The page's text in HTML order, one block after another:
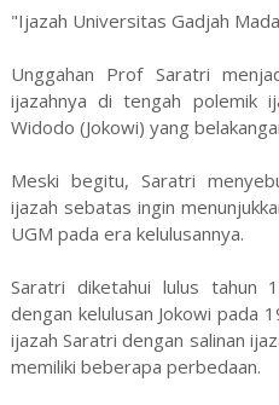
"Ijazah Universitas Gadjah
Unggahan Prof Saratri
ijazahnya di tengah polemik
Widodo (Jokowi) yang
Meski begitu, Saratri
ijazah sebatas ingin
UGM pada era kelulusannya.
Saratri diketahui lulus tahun
dengan kelulusan Jokowi pada
ijazah Saratri dengan salinan
memiliki beberapa perbedaan.